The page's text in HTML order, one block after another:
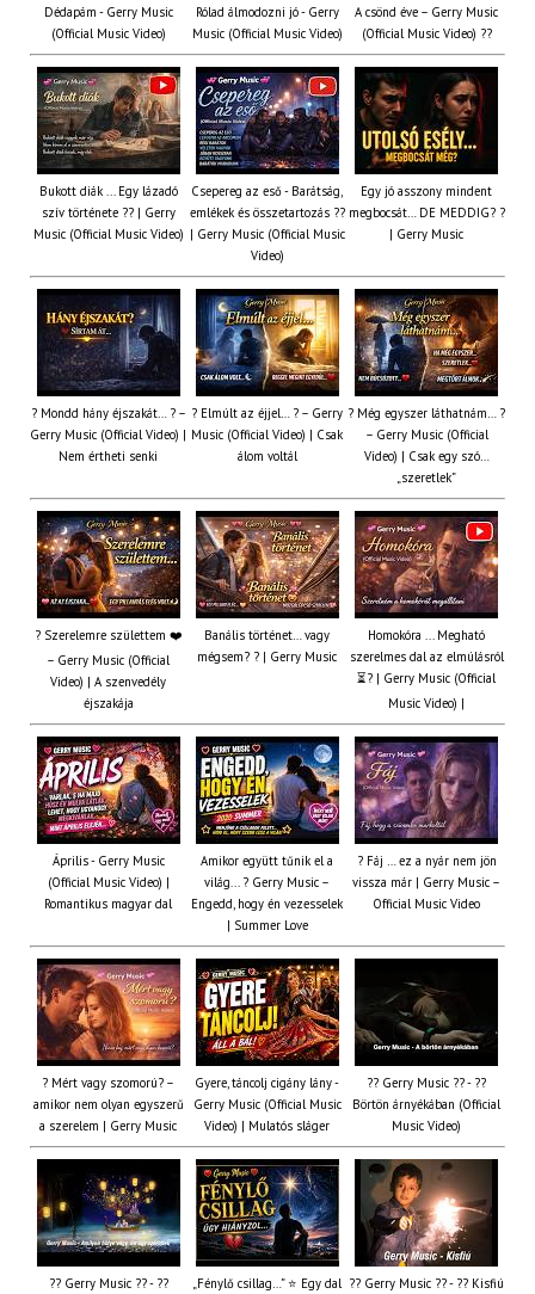
Dédapám - Gerry Music
(Official Music Video)
Rólad álmodozni jó - Gerry
Music (Official Music Video)
A csönd éve – Gerry Music
(Official Music Video) ??
Bukott diák ... Egy lázadó
szív története ?? | Gerry
Music (Official Music Video)
Csepereg az eső - Barátság,
emlékek és összetartozás ?️?
| Gerry Music (Official Music
Video)
Egy jó asszony mindent
megbocsát… DE MEDDIG? ?
| Gerry Music
? Mondd hány éjszakát… ? –
Gerry Music (Official Video) |
Nem értheti senki
? Elmúlt az éjjel… ? – Gerry
Music (Official Video) | Csak
álom voltál
? Még egyszer láthatnám… ?
– Gerry Music (Official
Video) | Csak egy szó…
„szeretlek”
? Szerelemre születtem ❤️
– Gerry Music (Official
Video) | A szenvedély
éjszakája
Banális történet… vagy
mégsem? ? | Gerry Music
Homokóra ... Megható
szerelmes dal az elmúlásról
⏳? | Gerry Music (Official
Music Video) |
Április - Gerry Music
(Official Music Video) |
Romantikus magyar dal
Amikor együtt tűnik el a
világ... ? Gerry Music –
Engedd, hogy én vezesselek
| Summer Love
? Fáj … ez a nyár nem jön
vissza már | Gerry Music –
Official Music Video
? Mért vagy szomorú? –
amikor nem olyan egyszerű
a szerelem | Gerry Music
Gyere, táncolj cigány lány -
Gerry Music (Official Music
Video) | Mulatós sláger
?? Gerry Music ?? - ??
Börtön árnyékában (Official
Music Video)
?? Gerry Music ?? - ??
„Fénylő csillag…” ⭐ Egy dal ?? Gerry Music ?? - ?? Kisfiú